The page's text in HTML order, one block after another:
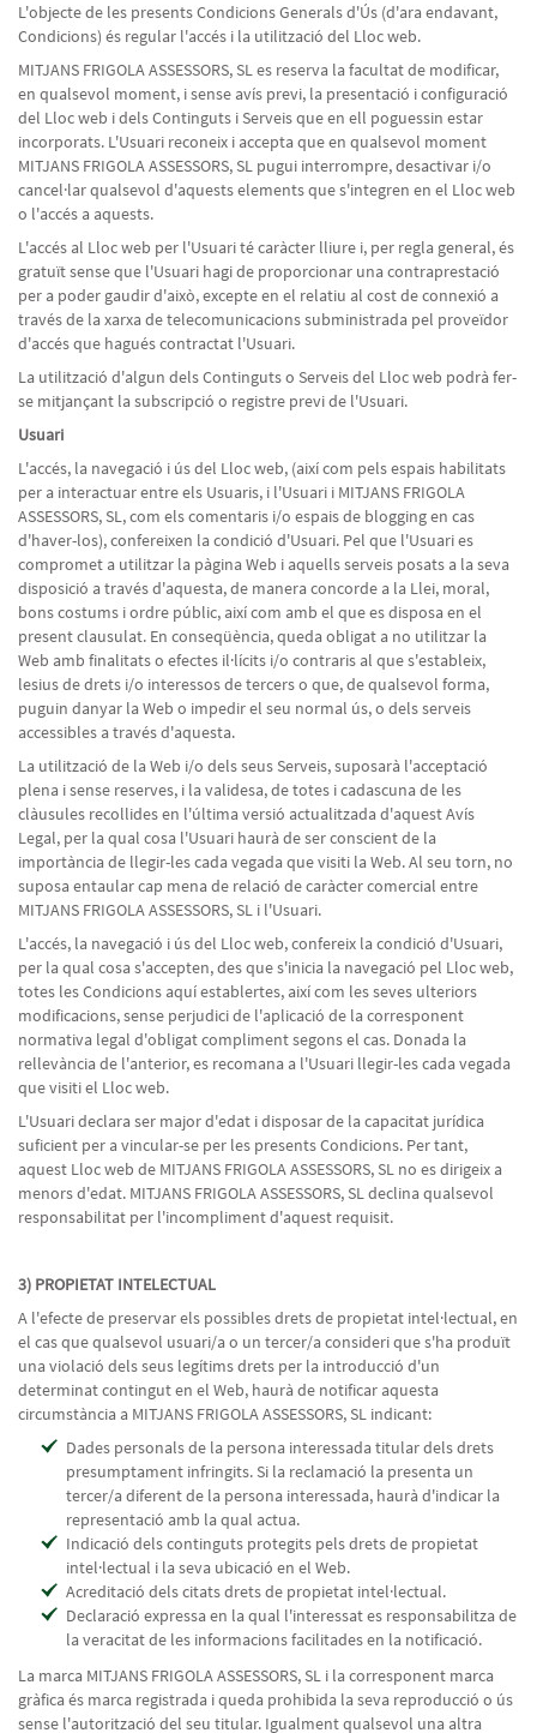
L'objecte de les presents Condicions Generals d'Ús (d'ara endavant,
Condicions) és regular l'accés i la utilització del Lloc web.
MITJANS FRIGOLA ASSESSORS, SL es reserva la facultat de modificar,
en qualsevol moment, i sense avís previ, la presentació i configuració
del Lloc web i dels Continguts i Serveis que en ell poguessin estar
incorporats. L'Usuari reconeix i accepta que en qualsevol moment
MITJANS FRIGOLA ASSESSORS, SL pugui interrompre, desactivar i/o
cancel·lar qualsevol d'aquests elements que s'integren en el Lloc web
o l'accés a aquests.
L'accés al Lloc web per l'Usuari té caràcter lliure i, per regla general, és
gratuït sense que l'Usuari hagi de proporcionar una contraprestació
per a poder gaudir d'això, excepte en el relatiu al cost de connexió a
través de la xarxa de telecomunicacions subministrada pel proveïdor
d'accés que hagués contractat l'Usuari.
La utilització d'algun dels Continguts o Serveis del Lloc web podrà fer-
se mitjançant la subscripció o registre previ de l'Usuari.
Usuari
L'accés, la navegació i ús del Lloc web, (així com pels espais habilitats
per a interactuar entre els Usuaris, i l'Usuari i MITJANS FRIGOLA
ASSESSORS, SL, com els comentaris i/o espais de blogging en cas
d'haver-los), confereixen la condició d'Usuari. Pel que l'Usuari es
compromet a utilitzar la pàgina Web i aquells serveis posats a la seva
disposició a través d'aquesta, de manera concorde a la Llei, moral,
bons costums i ordre públic, així com amb el que es disposa en el
present clausulat. En conseqüència, queda obligat a no utilitzar la
Web amb finalitats o efectes il·lícits i/o contraris al que s'estableix,
lesius de drets i/o interessos de tercers o que, de qualsevol forma,
puguin danyar la Web o impedir el seu normal ús, o dels serveis
accessibles a través d'aquesta.
La utilització de la Web i/o dels seus Serveis, suposarà l'acceptació
plena i sense reserves, i la validesa, de totes i cadascuna de les
clàusules recollides en l'última versió actualitzada d'aquest Avís
Legal, per la qual cosa l'Usuari haurà de ser conscient de la
importància de llegir-les cada vegada que visiti la Web. Al seu torn, no
suposa entaular cap mena de relació de caràcter comercial entre
MITJANS FRIGOLA ASSESSORS, SL i l'Usuari.
L'accés, la navegació i ús del Lloc web, confereix la condició d'Usuari,
per la qual cosa s'accepten, des que s'inicia la navegació pel Lloc web,
totes les Condicions aquí establertes, així com les seves ulteriors
modificacions, sense perjudici de l'aplicació de la corresponent
normativa legal d'obligat compliment segons el cas. Donada la
rellevància de l'anterior, es recomana a l'Usuari llegir-les cada vegada
que visiti el Lloc web.
L'Usuari declara ser major d'edat i disposar de la capacitat jurídica
suficient per a vincular-se per les presents Condicions. Per tant,
aquest Lloc web de MITJANS FRIGOLA ASSESSORS, SL no es dirigeix a
menors d'edat. MITJANS FRIGOLA ASSESSORS, SL declina qualsevol
responsabilitat per l'incompliment d'aquest requisit.
3) PROPIETAT INTELECTUAL
A l'efecte de preservar els possibles drets de propietat intel·lectual, en
el cas que qualsevol usuari/a o un tercer/a consideri que s'ha produït
una violació dels seus legítims drets per la introducció d'un
determinat contingut en el Web, haurà de notificar aquesta
circumstància a MITJANS FRIGOLA ASSESSORS, SL indicant:
Dades personals de la persona interessada titular dels drets
presumptament infringits. Si la reclamació la presenta un
tercer/a diferent de la persona interessada, haurà d'indicar la
representació amb la qual actua.
Indicació dels continguts protegits pels drets de propietat
intel·lectual i la seva ubicació en el Web.
Acreditació dels citats drets de propietat intel·lectual.
Declaració expressa en la qual l'interessat es responsabilitza de
la veracitat de les informacions facilitades en la notificació.
La marca MITJANS FRIGOLA ASSESSORS, SL i la corresponent marca
gràfica és marca registrada i queda prohibida la seva reproducció o ús
sense l'autorització del seu titular. Igualment qualsevol una altra